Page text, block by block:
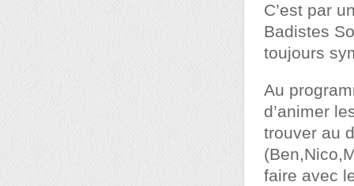
C’est par
Badistes
toujours
Au
d’animer
trouver au
faire avec